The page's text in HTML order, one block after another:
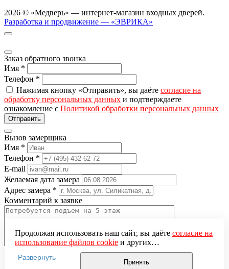
2026 © «Медверь» — интернет-магазин входных дверей.
Разработка и продвижение — «ЭВРИКА»
Заказ обратного звонка
Имя *
Телефон *
Нажимая кнопку «Отправить», вы даёте согласие на
обработку персональных данных и подтверждаете
ознакомление с Политикой обработки персональных данных
Вызов замерщика
Имя *
Телефон *
E-mail
Желаемая дата замера
Адрес замера *
Комментарий к заявке
Понравившаяся модель
Нажимая кнопку «Отправить», вы даёте
Продолжая использовать наш сайт, вы даёте согласие на
использование файлов cookieи других
пользовательских данных (включая IP-адрес, сведения о
местоположении, устройстве, действиях на сайте и т. п.)
Развернуть
Принять